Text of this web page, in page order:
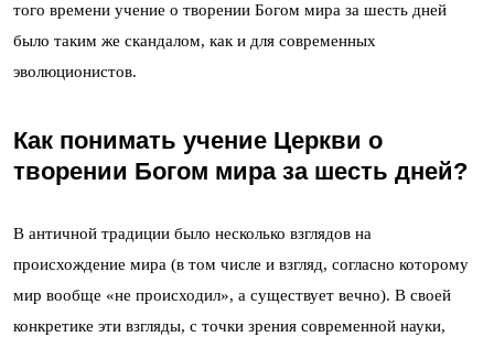
того времени учение о творении Богом мира за шесть дней
было таким же скандалом, как и для современных
эволюционистов.
Как понимать учение Церкви о
творении Богом мира за шесть дней?
В античной традиции было несколько взглядов на
происхождение мира (в том числе и взгляд, согласно которому
мир вообще «не происходил», а существует вечно). В своей
конкретике эти взгляды, с точки зрения современной науки,